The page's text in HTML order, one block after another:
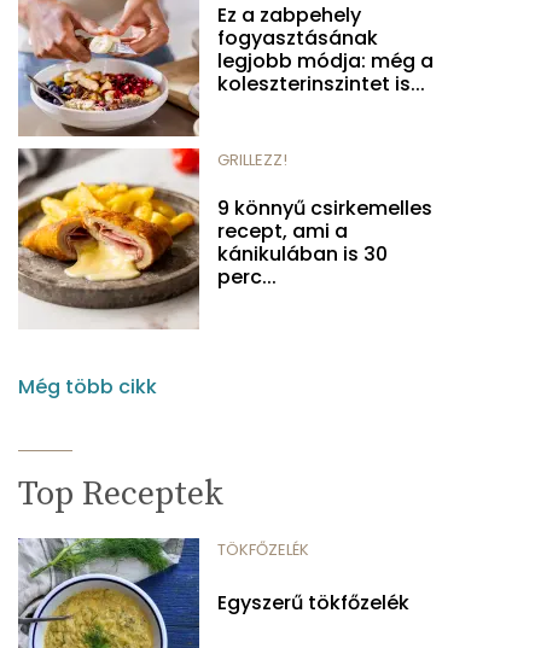
Ez a zabpehely
fogyasztásának
legjobb módja: még a
koleszterinszintet is...
GRILLEZZ!
9 könnyű csirkemelles
recept, ami a
kánikulában is 30
perc...
Még több cikk
Top Receptek
TÖKFŐZELÉK
Egyszerű tökfőzelék